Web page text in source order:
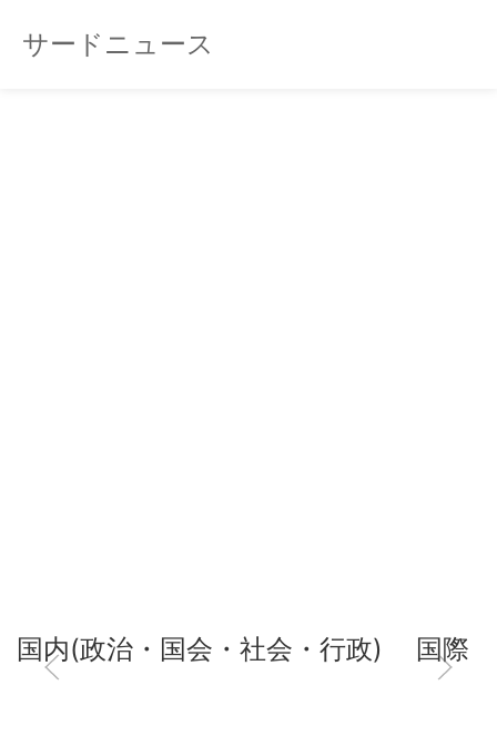
サードニュース
国内(政治・国会・社会・行政) 国際